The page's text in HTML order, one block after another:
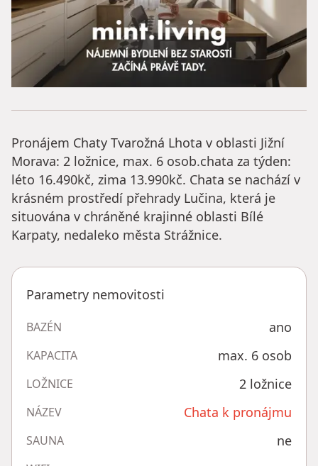
Pronájem Chaty Tvarožná Lhota v oblasti Jižní
Morava: 2 ložnice, max. 6 osob.chata za týden:
léto 16.490kč, zima 13.990kč. Chata se nachází v
krásném prostředí přehrady Lučina, která je
situována v chráněné krajinné oblasti Bílé
Karpaty, nedaleko města Strážnice.
Parametry nemovitosti
BAZÉN ano
KAPACITA max. 6 osob
LOŽNICE 2 ložnice
NÁZEV Chata k pronájmu
SAUNA ne